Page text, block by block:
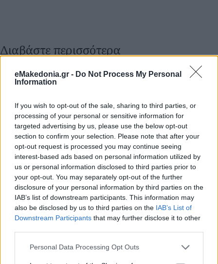
eMakedonia.gr - Do Not Process My Personal
Information
If you wish to opt-out of the sale, sharing to third parties, or
processing of your personal or sensitive information for
targeted advertising by us, please use the below opt-out
section to confirm your selection. Please note that after your
opt-out request is processed you may continue seeing
interest-based ads based on personal information utilized by
us or personal information disclosed to third parties prior to
your opt-out. You may separately opt-out of the further
disclosure of your personal information by third parties on the
IAB’s list of downstream participants. This information may
also be disclosed by us to third parties on the IAB’s List of
Downstream Participants that may further disclose it to other
Please note that this website/app uses one or more Google
Personal Data Processing Opt Outs
Διαβάστε περισσότερα
Τρίτη 07 Φεβ 2023, 08:08
Σεισμοί σε Τουρκία και
εξαντλείται -
Εκατοντάδες οι
εγκλωβισμένοι στα
χαλάσματα
Οι επιχειρήσεις έρευνας
και διάσωσης γίνονται
μέσα στο κρύο, υπό
βροχή ή με χιονόπτωση,
ενίοτε με γυμνά χέρια, για
να σωθεί όποια ζωή
γίνεται - 45 χώρες δίνουν
για βοήθεια